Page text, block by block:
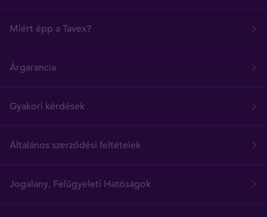
Miért épp a Tavex?
Árgarancia
Gyakori kérdések
Általános szerződési feltételek
Jogalany, Felügyeleti Hatóságok